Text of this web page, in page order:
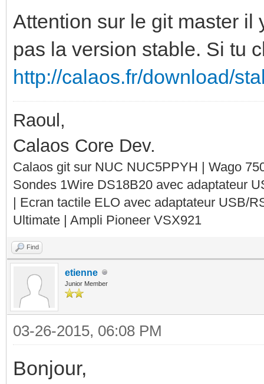
Attention sur le git master il
pas la version stable. Si tu
http://calaos.fr/download/
Raoul,
Calaos Core Dev.
Calaos git sur NUC NUC5PPYH | Wago
Sondes 1Wire DS18B20 avec adaptateur
| Ecran tactile ELO avec adaptateur USB/
Ultimate | Ampli Pioneer VSX921
Find
etienne
Junior Member
03-26-2015, 06:08 PM
Bonjour,